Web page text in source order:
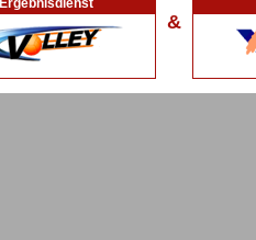
Ergebnisdienst
&